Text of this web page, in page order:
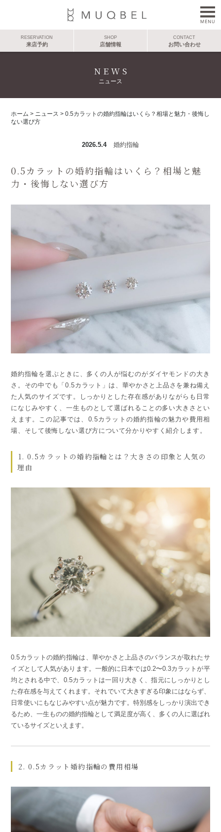
RESERVATION
来店予約
SHOP
店舗情報
CONTACT
お問い合わせ
NEWS
ニュース
ホーム > ニュース >0.5カラットの婚約指輪はいくら？相場と魅力・後悔し
ない選び方
2026.5.4 婚約指輪
0.5カラットの婚約指輪はいくら？相場と魅
力・後悔しない選び方
婚約指輪を選ぶときに、多くの人が悩むのがダイヤモンドの大き
さ。その中でも「0.5カラット」は、華やかさと上品さを兼ね備え
た人気のサイズです。しっかりとした存在感がありながらも日常
になじみやすく、一生ものとして選ばれることの多い大きさとい
えます。この記事では、0.5カラットの婚約指輪の魅力や費用相
場、そして後悔しない選び方について分かりやすく紹介します。
1. 0.5カラットの婚約指輪とは？大きさの印象と人気の
理由
0.5カラットの婚約指輪は、華やかさと上品さのバランスが取れたサ
イズとして人気があります。一般的に日本では0.2〜0.3カラットが平
均とされる中で、0.5カラットは一回り大きく、指元にしっかりとし
た存在感を与えてくれます。それでいて大きすぎる印象にはならず、
日常使いにもなじみやすい点が魅力です。特別感をしっかり演出でき
るため、一生ものの婚約指輪として満足度が高く、多くの人に選ばれ
ているサイズといえます。
2. 0.5カラット婚約指輪の費用相場